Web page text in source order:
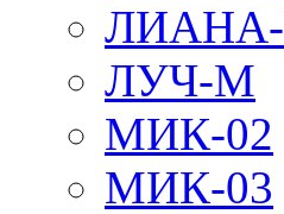
ЛУЧ-М
МИК-02
МИК-03